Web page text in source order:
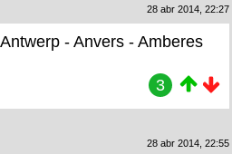
28 abr 2014, 22:27
- Anvers - Amberes
3
28 abr 2014, 22:55